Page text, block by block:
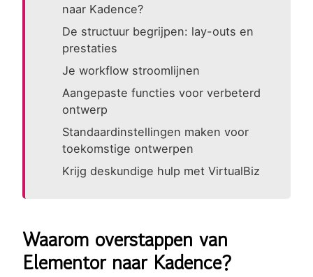
naar Kadence?
De structuur begrijpen: lay-outs en
prestaties
Je workflow stroomlijnen
Aangepaste functies voor verbeterd
ontwerp
Standaardinstellingen maken voor
toekomstige ontwerpen
Krijg deskundige hulp met VirtualBiz
Waarom overstappen van
Elementor naar Kadence?